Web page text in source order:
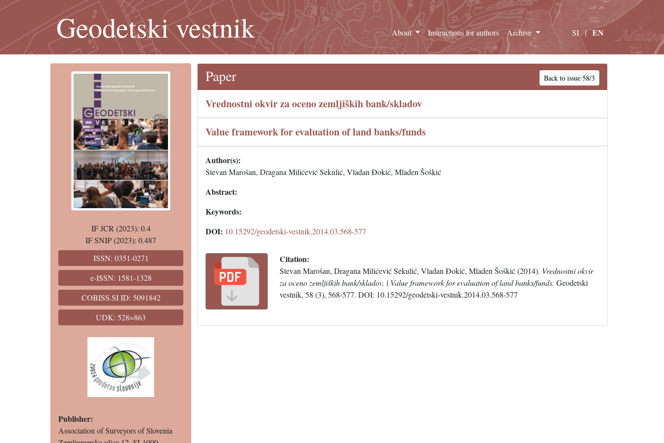
Geodetski vestnik About Instructions for authors Archive SI | EN
IF JCR (2023): 0.4
IF SNIP (2023): 0.487
ISSN: 0351-0271
e-ISSN: 1581-1328
COBISS.SI ID: 5091842
UDK: 528=863
Publisher:
Association of Surveyors of Slovenia
Paper Back to issue 58/3
Vrednostni okvir za oceno zemljiških bank/skladov
Value framework for evaluation of land banks/funds
Author(s):
Stevan Marošan, Dragana Milićević Sekulić, Vladan Đokić, Mladen Šoškić
Abstract:
Keywords:
DOI: 10.15292/geodetski-vestnik.2014.03.568-577
Citation:
Stevan Marošan, Dragana Milićević Sekulić, Vladan Đokić, Mladen Šoškić (2014). Vrednostni okvir
za oceno zemljiških bank/skladov. | Value framework for evaluation of land banks/funds. Geodetski
vestnik, 58 (3), 568-577. DOI: 10.15292/geodetski-vestnik.2014.03.568-577